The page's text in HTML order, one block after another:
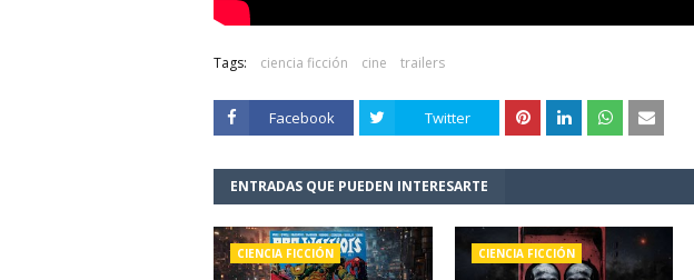
Tags: ciencia ficción cine trailers
Facebook Twitter
ENTRADAS QUE PUEDEN INTERESARTE
CIENCIA FICCIÓN CIENCIA FICCIÓN